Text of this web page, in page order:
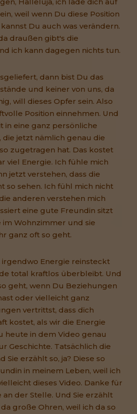
weil wenn Du diese Position
Du auch was verändern.
draußen gibt's die
ich kann dagegen nichts tun.
dann bist Du das
und keiner von uns, da
will dieses Opfer sein. Also
Position einnehmen. Und
in eine ganz persönliche
die jetzt nämlich genau die
zugetragen hat. Das kostet
viel Energie. Ich fühle mich
jetzt verstehen, dass die
so sehen. Ich fühl mich nicht
anderen verstehen mich
eine gute Freundin sitzt
im Wohnzimmer und sie
ganz oft so geht.
irgendwo Energie reinsteckt
total kraftlos überbleibt. Und
geht, wenn Du Beziehungen
oder vielleicht ganz
vertrittst, dass dich
kostet, als wir die Energie
heute in dem Video genau
Geschichte. Tatsächlich die
Sie erzählt so, ja? Diese so
in meinem Leben, weil ich
dieses Video. Danke für
an der Stelle. Und Sie erzählt
große Ohren, weil ich da so